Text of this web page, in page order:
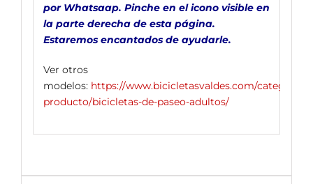
por Whatsaap. Pinche en el icono visible en
la parte derecha de esta página.
Estaremos encantados de ayudarle.
Ver otros
modelos: https://www.bicicletasvaldes.com/categoria-
producto/bicicletas-de-paseo-adultos/